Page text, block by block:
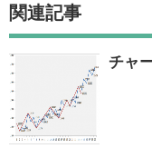
関連記事
チャ